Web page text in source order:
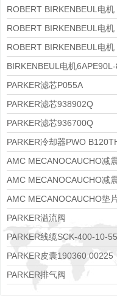
8APE112M-6K-IE3
ROBERT BIRKENBEUL电机
8APE100L-2 IE3
ROBERT BIRKENBEUL电机
8APE90S-4 IE3
ROBERT BIRKENBEUL电机
8APE80M-2K-IE3
BIRKENBEUL电机
PARKER滤芯P055A
PARKER滤芯938902Q
PARKER滤芯936700Q
PARKER冷却器PWO
AMC MECANOCAUCHO减
138552
AMC MECANOCAUCHO减
138551
AMC MECANOCAUCHO垫
608074
PARKER溢流阀
RE06M35W2N1KWXG087
PARKER线缆SCK-400-10-55
PARKER皮囊190360 00225
PARKER排气阀